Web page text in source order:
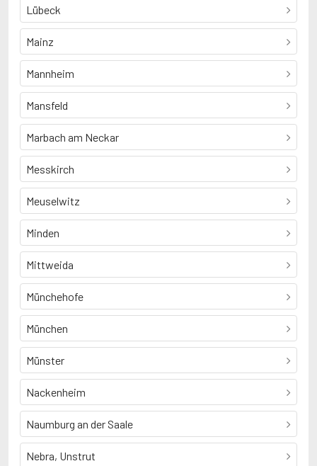
Lübeck
Mainz
Mannheim
Mansfeld
Marbach am Neckar
Messkirch
Meuselwitz
Minden
Mittweida
Münchehofe
München
Münster
Nackenheim
Naumburg an der Saale
Nebra, Unstrut